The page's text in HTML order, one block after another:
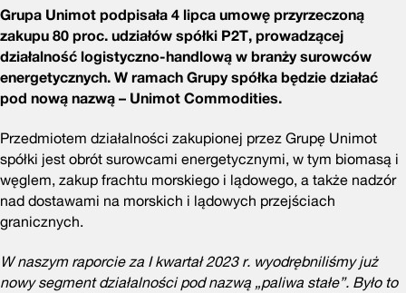
Grupa Unimot podpisała 4 lipca umowę przyrzeczoną
zakupu 80 proc. udziałów spółki P2T, prowadzącej
działalność logistyczno-handlową w branży surowców
energetycznych. W ramach Grupy spółka będzie działać
pod nową nazwą – Unimot Commodities.
Przedmiotem działalności zakupionej przez Grupę Unimot
spółki jest obrót surowcami energetycznymi, w tym biomasą i
węglem, zakup frachtu morskiego i lądowego, a także nadzór
nad dostawami na morskich i lądowych przejściach
granicznych.
W naszym raporcie za I kwartał 2023 r. wyodrębniliśmy już
nowy segment działalności pod nazwą „paliwa stałe”. Było to